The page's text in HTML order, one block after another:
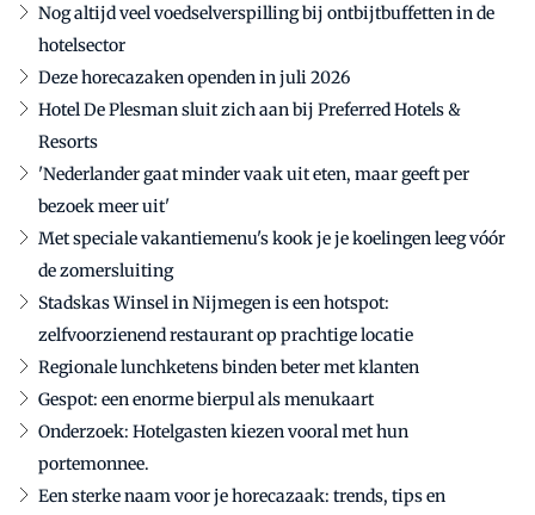
Nog altijd veel voedselverspilling bij ontbijtbuffetten in de
hotelsector
Deze horecazaken openden in juli 2026
Hotel De Plesman sluit zich aan bij Preferred Hotels &
Resorts
'Nederlander gaat minder vaak uit eten, maar geeft per
bezoek meer uit'
Met speciale vakantiemenu's kook je je koelingen leeg vóór
de zomersluiting
Stadskas Winsel in Nijmegen is een hotspot:
zelfvoorzienend restaurant op prachtige locatie
Regionale lunchketens binden beter met klanten
Gespot: een enorme bierpul als menukaart
Onderzoek: Hotelgasten kiezen vooral met hun
portemonnee.
Een sterke naam voor je horecazaak: trends, tips en